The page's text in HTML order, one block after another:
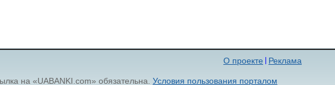
Реклама
О проекте
на «UABANKI.com» обязательна. Условия пользования порталом